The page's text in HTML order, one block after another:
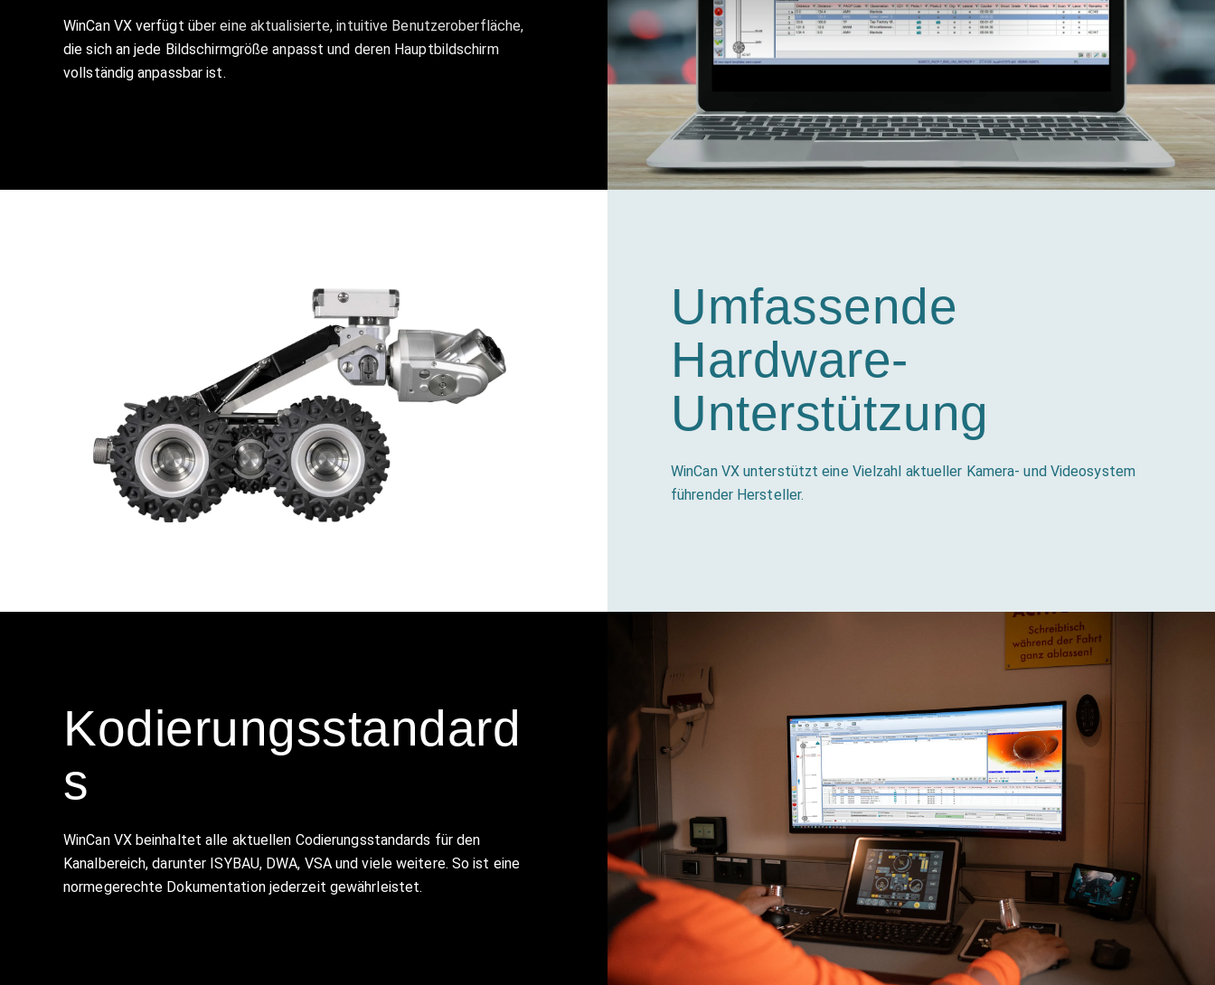
e
c
t
WinCan VX verfügt über eine aktualisierte, intuitive Benutzeroberfläche,
die sich an jede Bildschirmgröße anpasst und deren Hauptbildschirm
vollständig anpassbar ist.
Umfassende
Hardware-
Unterstützung
WinCan VX unterstützt eine Vielzahl aktueller Kamera- und Videosystem
führender Hersteller.
Kodierungsstandard
s
WinCan VX beinhaltet alle aktuellen Codierungsstandards für den
Kanalbereich, darunter ISYBAU, DWA, VSA und viele weitere. So ist eine
normegerechte Dokumentation jederzeit gewährleistet.